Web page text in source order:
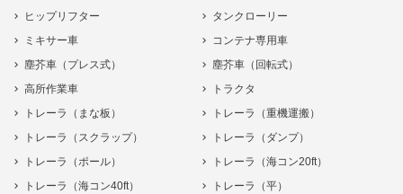
ヒップリフター
タンクローリー
ミキサー車
コンテナ専用車
塵芥車（プレス式）
塵芥車（回転式）
高所作業車
トラクタ
トレーラ（まな板）
トレーラ（重機運搬）
トレーラ（スクラップ）
トレーラ（ダンプ）
トレーラ（ポール）
トレーラ（海コン20ft）
トレーラ（海コン40ft）
トレーラ（平）